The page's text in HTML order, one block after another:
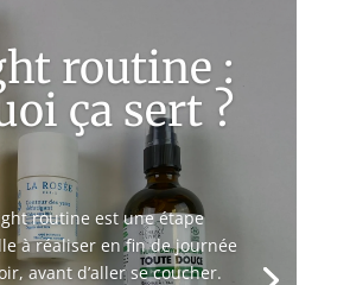
routine :
ça sert ?
routine est une étape
à réaliser en fin de journée
avant d’aller se coucher.